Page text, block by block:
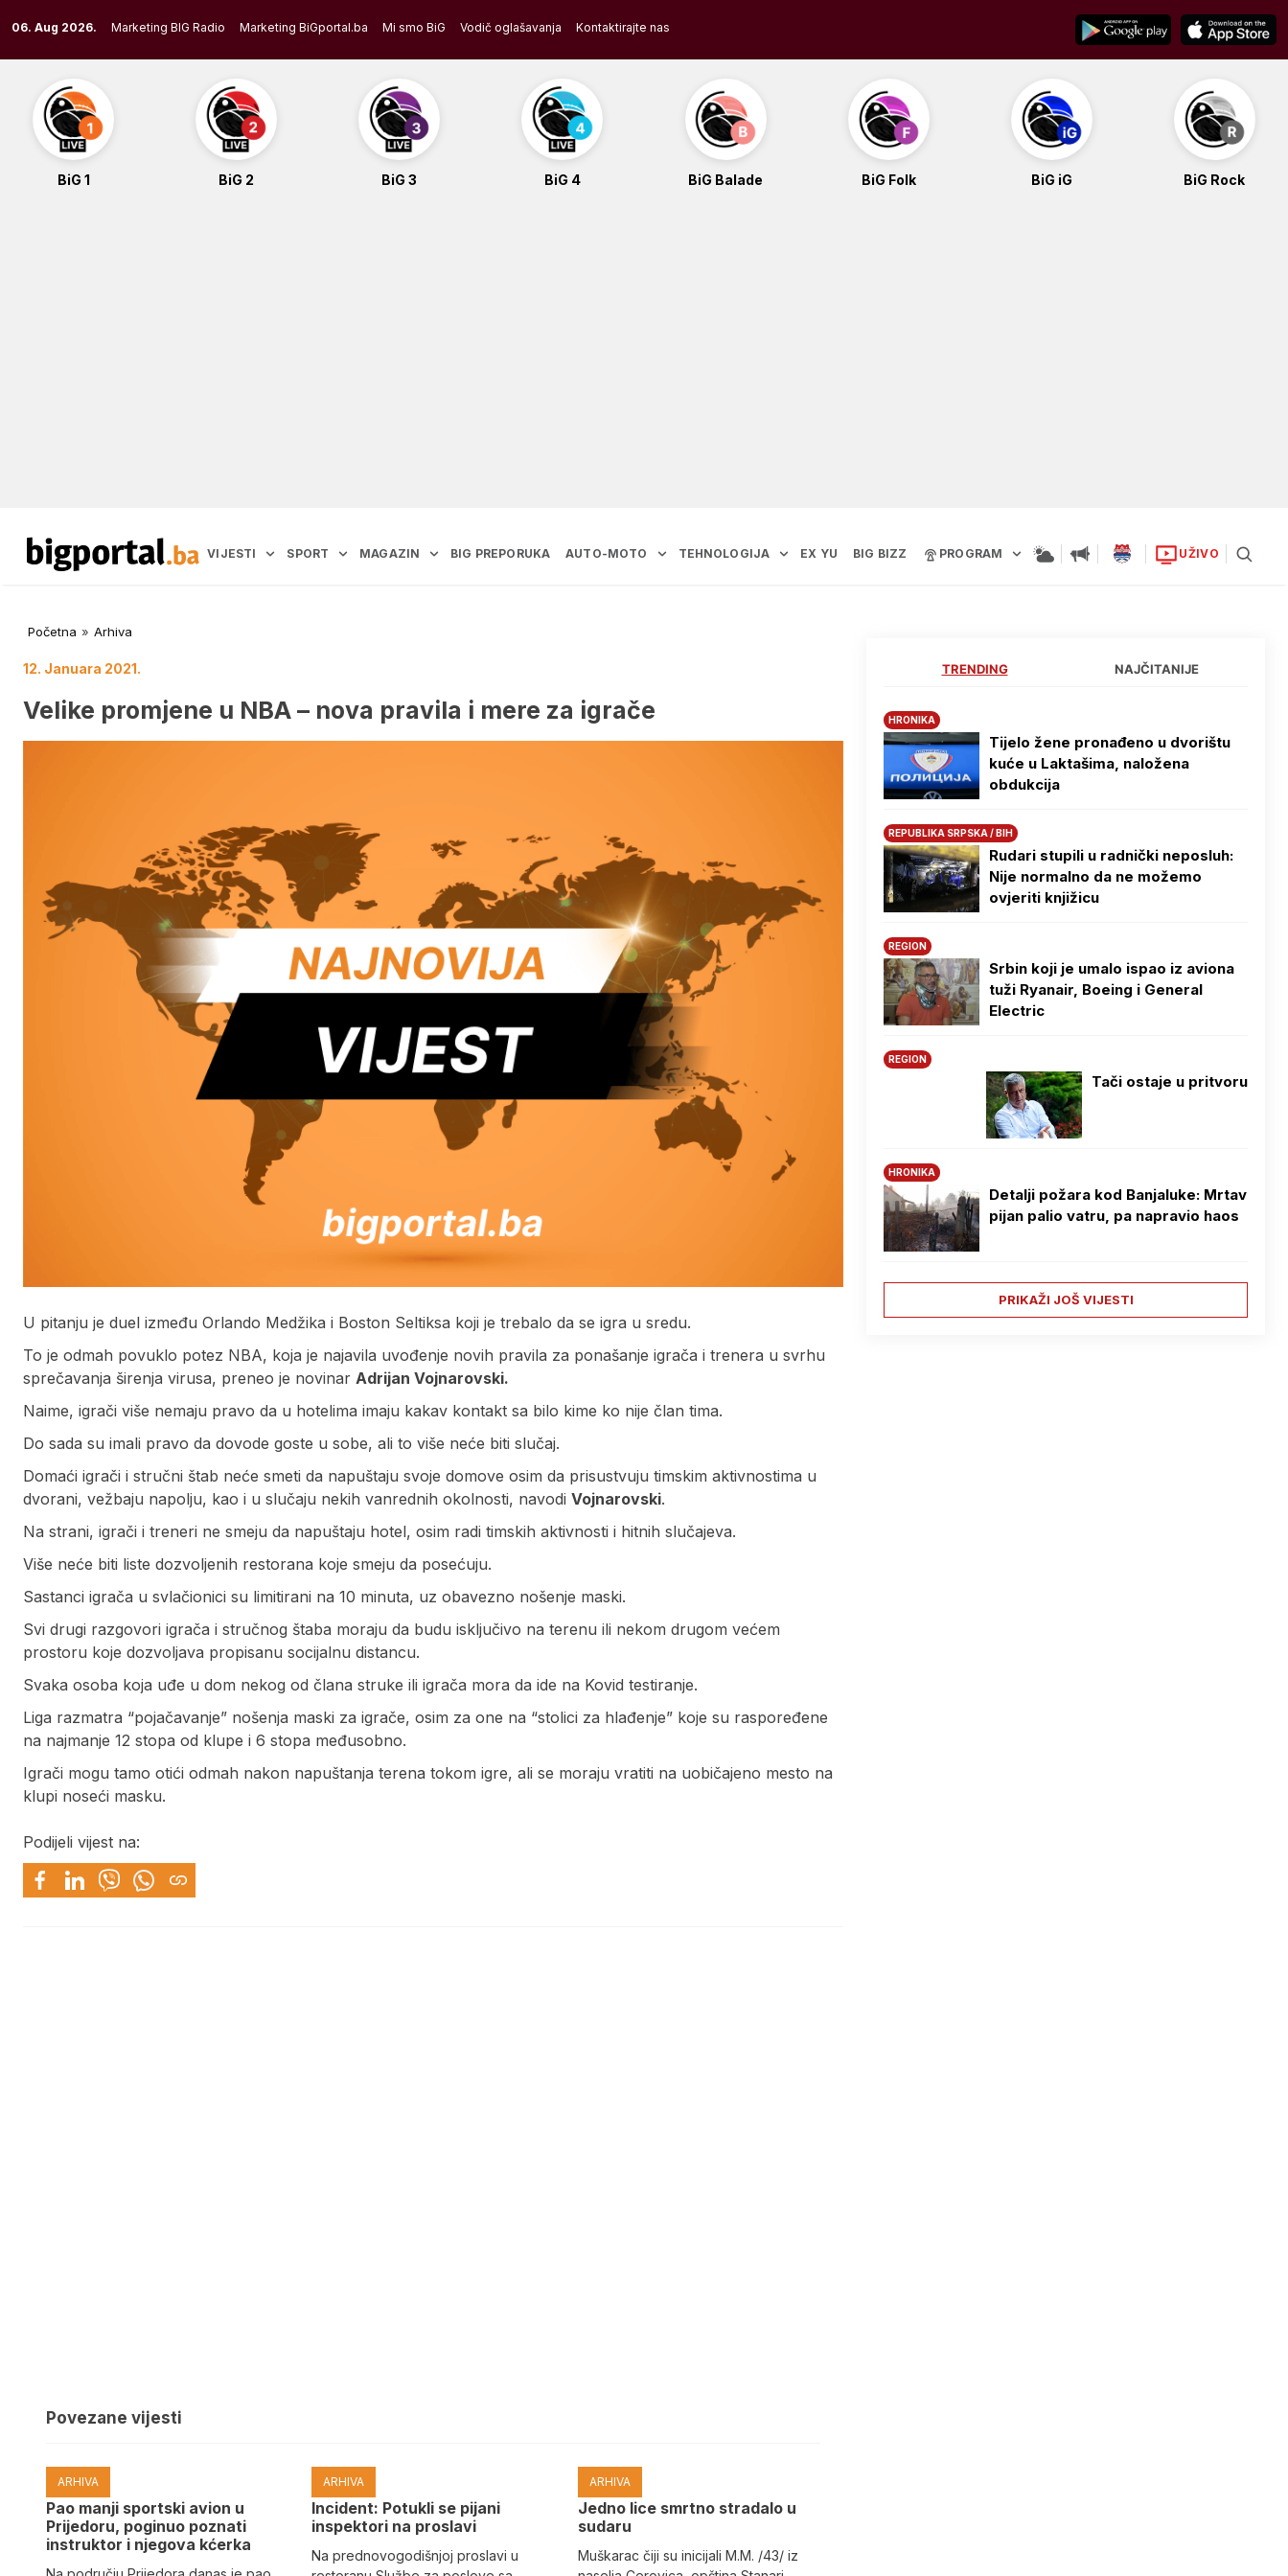
to
content
06. Aug 2026. Marketing BIG Radio Marketing BiGportal.ba Mi smo BiG Vodič oglašavanja Kontaktirajte nas
BiG 1 BiG 2 BiG 3 BiG 4 BiG Balade BiG Folk BiG iG BiG Rock
VIJESTI SPORT MAGAZIN BIG PREPORUKA AUTO-MOTO TEHNOLOGIJA EX YU BIG BIZZ PROGRAM UŽIVO
Početna » Arhiva
12. Januara 2021.
Velike promjene u NBA – nova pravila i mere za igrače
U pitanju je duel između Orlando Medžika i Boston Seltiksa koji je trebalo da se igra u sredu.
To je odmah povuklo potez NBA, koja je najavila uvođenje novih pravila za ponašanje igrača i trenera u svrhu
sprečavanja širenja virusa, preneo je novinar Adrijan Vojnarovski.
Naime, igrači više nemaju pravo da u hotelima imaju kakav kontakt sa bilo kime ko nije član tima.
Do sada su imali pravo da dovode goste u sobe, ali to više neće biti slučaj.
Domaći igrači i stručni štab neće smeti da napuštaju svoje domove osim da prisustvuju timskim aktivnostima u
dvorani, vežbaju napolju, kao i u slučaju nekih vanrednih okolnosti, navodi Vojnarovski.
Na strani, igrači i treneri ne smeju da napuštaju hotel, osim radi timskih aktivnosti i hitnih slučajeva.
Više neće biti liste dozvoljenih restorana koje smeju da posećuju.
Sastanci igrača u svlačionici su limitirani na 10 minuta, uz obavezno nošenje maski.
Svi drugi razgovori igrača i stručnog štaba moraju da budu isključivo na terenu ili nekom drugom većem
prostoru koje dozvoljava propisanu socijalnu distancu.
Svaka osoba koja uđe u dom nekog od člana struke ili igrača mora da ide na Kovid testiranje.
Liga razmatra “pojačavanje” nošenja maski za igrače, osim za one na “stolici za hlađenje” koje su raspoređene
na najmanje 12 stopa od klupe i 6 stopa međusobno.
Igrači mogu tamo otići odmah nakon napuštanja terena tokom igre, ali se moraju vratiti na uobičajeno mesto na
klupi noseći masku.
Podijeli vijest na:
Povezane vijesti
ARHIVA
Pao manji sportski avion u
Prijedoru, poginuo poznati
instruktor i njegova kćerka
ARHIVA
Incident: Potukli se pijani
inspektori na proslavi
Na prednovogodišnjoj proslavi u
ARHIVA
Јedno lice smrtno stradalo u
sudaru
Muškarac čiji su inicijali M.M. /43/ iz
TRENDING NAJČITANIJE
HRONIKA
Tijelo žene pronađeno u dvorištu
kuće u Laktašima, naložena
obdukcija
REPUBLIKA SRPSKA / BIH
Rudari stupili u radnički neposluh:
Nije normalno da ne možemo
ovjeriti knjižicu
REGION
Srbin koji je umalo ispao iz aviona
tuži Ryanair, Boeing i General
Electric
REGION
Tači ostaje u pritvoru
HRONIKA
Detalji požara kod Banjaluke: Mrtav
pijan palio vatru, pa napravio haos
PRIKAŽI JOŠ VIJESTI